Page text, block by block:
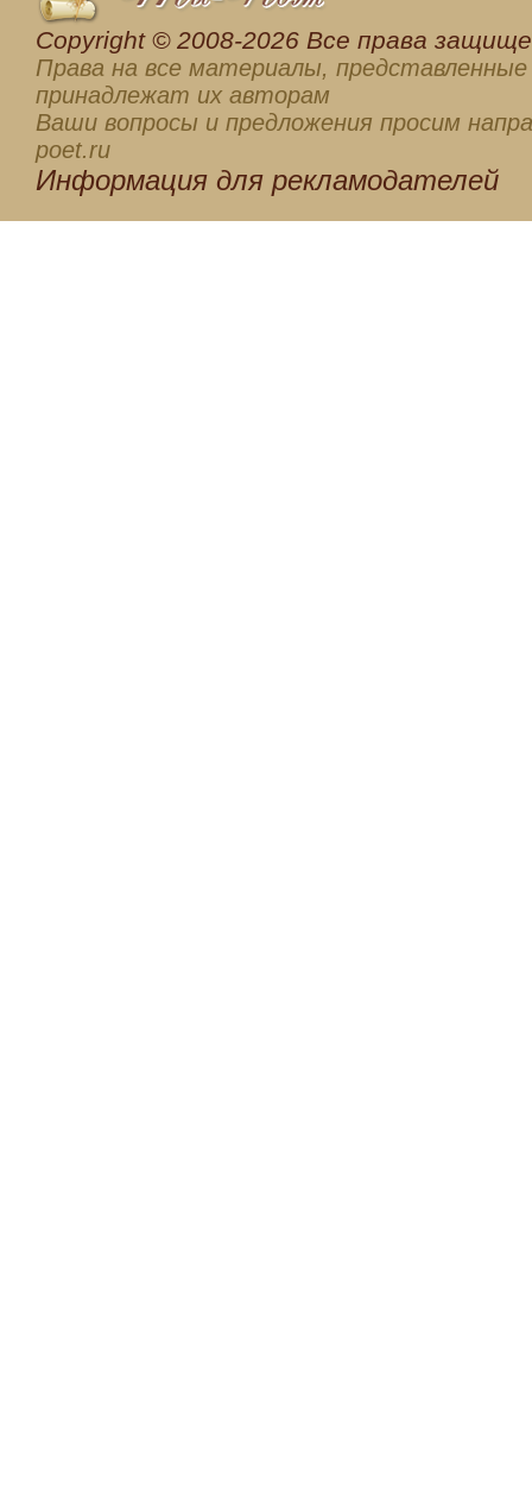
Сopyright © 2008-2026 Все права
Права на все материалы, представленные
принадлежат их авторам
Ваши вопросы и предложения просим
poet.ru
Информация для рекламодателей